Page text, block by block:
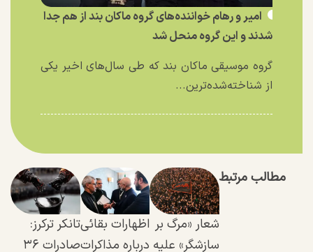
امیر و رهام خواننده‌های گروه ماکان بند از هم جدا
شدند و این گروه منحل شد
گروه موسیقی ماکان بند که طی سال‌های اخیر یکی
از شناخته‌شده‌ترین...
مطالب مرتبط
شعار «مرگ بر
سازشگر» علیه
اظهارات بقائی
درباره مذاکرات
تانکر ترکرز:
صادرات ۳۶